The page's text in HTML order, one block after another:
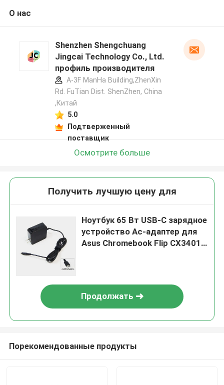
О нас
Shenzhen Shengchuang
Jingcai Technology Co., Ltd.
профиль производителя
A-3F ManHa Building,ZhenXin
Rd. FuTian Dist. ShenZhen, China
,Китай
5.0
Подтверженный
поставщик
Осмотрите больше
Получить лучшую цену для
Ноутбук 65 Вт USB-C зарядное
устройство Ac-адаптер для
Asus Chromebook Flip CX3401
Продолжать
Порекомендованные продукты